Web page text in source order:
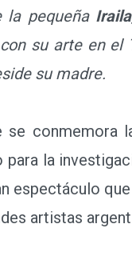
la pequeña Iraila
su arte en el
su madre.
conmemora la
para la
espectáculo
artistas